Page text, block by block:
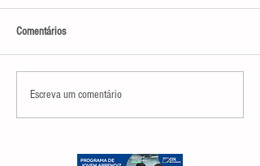
Comentários
Escreva um comentário